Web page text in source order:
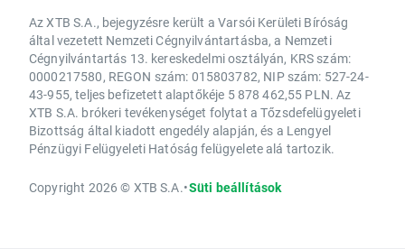
Az XTB S.A., bejegyzésre került a Varsói Kerületi Bíróság
által vezetett Nemzeti Cégnyilvántartásba, a Nemzeti
Cégnyilvántartás 13. kereskedelmi osztályán, KRS szám:
0000217580, REGON szám: 015803782, NIP szám: 527-24-
43-955, teljes befizetett alaptőkéje 5 878 462,55 PLN. Az
XTB S.A. brókeri tevékenységet folytat a Tőzsdefelügyeleti
Bizottság által kiadott engedély alapján, és a Lengyel
Pénzügyi Felügyeleti Hatóság felügyelete alá tartozik.
Copyright 2026 © XTB S.A.•Süti beállítások